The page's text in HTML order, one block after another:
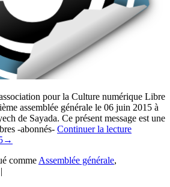
pour la Culture numérique Libre
assemblée générale le 06 juin 2015 à
de Sayada. Ce présent message est une
-abonnés- Continuer la lecture
→
comme Assemblée générale,
|